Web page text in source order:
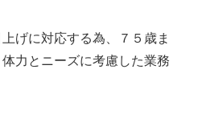
げに対応する為、７５歳ま
力とニーズに考慮した業務